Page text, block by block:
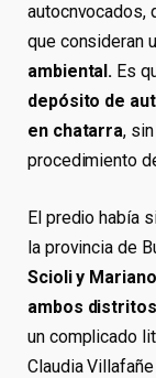
autocnvocados,
que consideran
ambiental. Es
depósito de
en chatarra,
procedimiento
El predio había
la provincia de
Scioli y
ambos distritos
un complicado
Claudia